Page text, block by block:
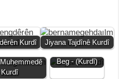
gr
a
m
y
Li
n
e
Kurdî Jiyana Tajdînê Kurdî
Kurdî
Jiyana Mistefa
Beg - (Kurdî)
Bİ KURDÎ-